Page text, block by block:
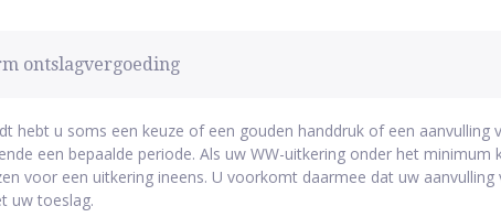
ontslagvergoeding
hebt u soms een keuze of een gouden handdruk of een aanvulling
een bepaalde periode. Als uw WW-uitkering onder het minimum
voor een uitkering ineens. U voorkomt daarmee dat uw aanvulling
uw toeslag.